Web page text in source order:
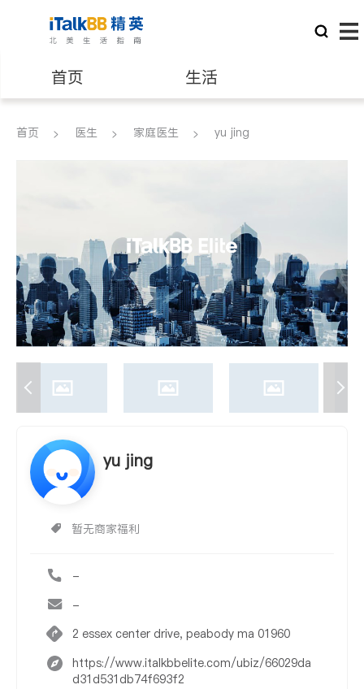
首页 生活
医生 律师
养老 非盈利组织
首页 医生 家庭医生 yu jing
yu jing
暂无商家福利
-
-
2 essex center drive, peabody ma 01960
https://www.italkbbelite.com/ubiz/66029da
d31d531db74f693f2